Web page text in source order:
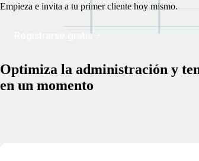
Empieza e invita a tu primer cliente hoy mismo.
Registrarse gratis
Optimiza la administración y
en un momento